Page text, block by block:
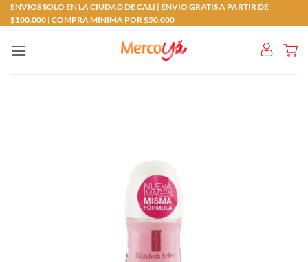
Saltar
al
ENVIOS SOLO EN LA CIUDAD DE CALI | ENVIO GRATIS A PARTIR DE
$100.000 | COMPRA MINIMA POR $50.000